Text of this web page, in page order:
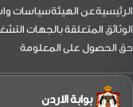
التذييل
الرئيسيةعن الهيئةسياسات
الوثائق المتعلقة بالجهات
حق الحصول على المعلومة
بوابة الاردن